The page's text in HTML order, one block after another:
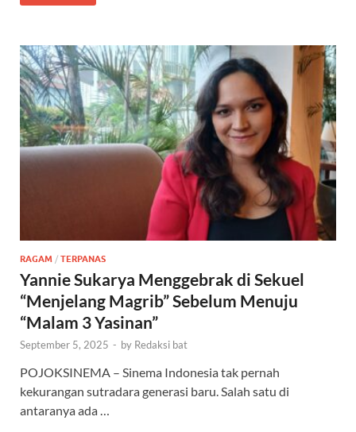
RAGAM / TERPANAS
Yannie Sukarya Menggebrak di Sekuel
“Menjelang Magrib” Sebelum Menuju
“Malam 3 Yasinan”
September 5, 2025 - by Redaksi bat
POJOKSINEMA – Sinema Indonesia tak pernah
kekurangan sutradara generasi baru. Salah satu di
antaranya ada …